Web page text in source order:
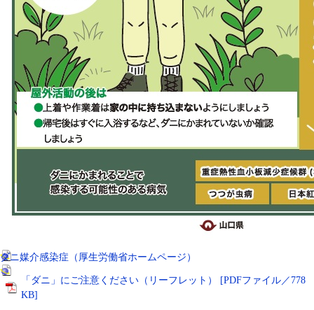
ダニ媒介感染症（厚生労働省ホームページ）
「ダニ」にご注意ください（リーフレット） [PDFファイル／778
KB]